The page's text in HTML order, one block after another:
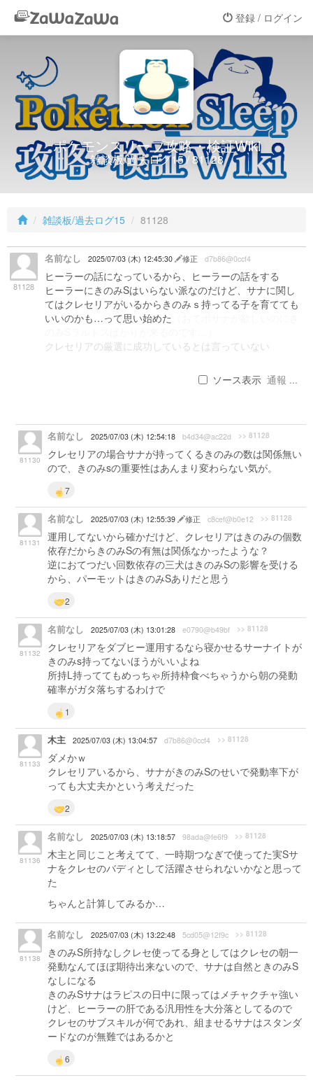
登録 / ログイン
ポケモンスリープ攻略・検証Wiki
雑談板/過去ログ15 / 81128
雑談板/過去ログ15 81128
81128
名前なし 2025/07/03 (木) 12:45:30 修正 d7b86@0ccf4
ヒーラーの話になっているから、ヒーラーの話をする
ヒーラーにきのみSはいらない派なのだけど、サナに関し
てはクレセリアがいるからきのみｓ持ってる子を育てても
いいのかも…って思い始めた
クレセリアの厳選に成功しているとは言っていない
ソース表示 通報 ...
81130
名前なし 2025/07/03 (木) 12:54:18 b4d34@ac22d >> 81128
クレセリアの場合サナが持ってくるきのみの数は関係無い
ので、きのみsの重要性はあんまり変わらない気が。
7
81131
名前なし 2025/07/03 (木) 12:55:39 修正 c8cef@b0e12 >> 81128
運用してないから確かだけど、クレセリアはきのみの個数
依存だからきのみSの有無は関係なかったような？
逆におてつだい回数依存の三犬はきのみSの影響を受ける
から、パーモットはきのみSありだと思う
2
81132
名前なし 2025/07/03 (木) 13:01:28 e0790@b49bf >> 81128
クレセリアをダブヒー運用するなら寝かせるサーナイトが
きのみs持ってないほうがいいよね
所持L持っててもめっちゃ所持枠食べちゃうから朝の発動
確率がガタ落ちするわけで
1
81133
木主 2025/07/03 (木) 13:04:57 d7b86@0ccf4 >> 81128
ダメかｗ
クレセリアいるから、サナがきのみSのせいで発動率下が
っても大丈夫かという考えだった
2
81136
名前なし 2025/07/03 (木) 13:18:57 98ada@fe6f9 >> 81128
木主と同じこと考えてて、一時期つなぎで使ってた実Sサ
ナをクレセのバディとして活躍させられないかなと思って
た
ちゃんと計算してみるか…
81138
名前なし 2025/07/03 (木) 13:22:48 5cd05@12f9c >> 81128
きのみS所持なしクレセ使ってる身としてはクレセの朝一
発動なんてほぼ期待出来ないので、サナは自然ときのみS
なしになる
きのみSサナはラピスの日中に限ってはメチャクチャ強い
けど、ヒーラーの肝である汎用性を大分落としてるので
クレセのサブスキルが何であれ、組ませるサナはスタンダ
ードなのが無難ではあるかと
6